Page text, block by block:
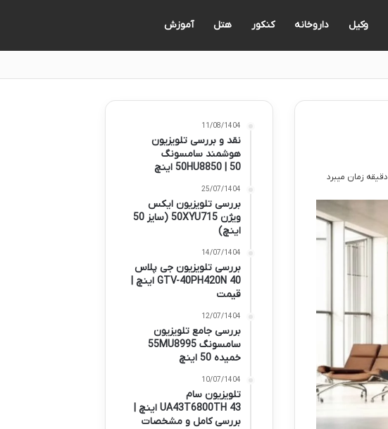
وکیل داروخانه کنکور هتل آموزش
11/08/1404
نقد و بررسی تلویزیون
هوشمند سامسونگ
50HU8850 | 50 اینچ
25/07/1404
بررسی تلویزیون ایکس
ویژن 50XYU715 (سایز 50
اینچ)
14/07/1404
بررسی تلویزیون جی پلاس
GTV-40PH420N 40 اینچ |
قیمت
12/07/1404
بررسی جامع تلویزیون
سامسونگ 55MU8995
خمیده 50 اینچ
10/07/1404
تلویزیون سام
UA43T6800TH 43 اینچ |
بررسی کامل و مشخصات